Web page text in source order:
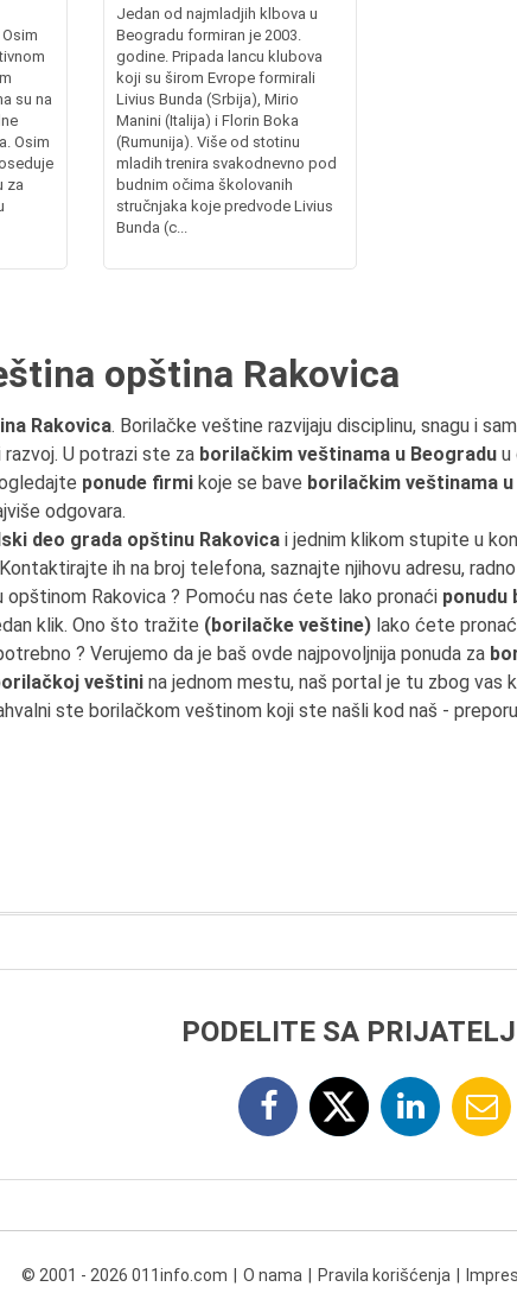
su na
Osim
za
Jedan od najmladjih klbova u
Beogradu formiran je 2003.
godine. Pripada lancu klubova
koji su širom Evrope formirali
Livius Bunda (Srbija), Mirio
Manini (Italija) i Florin Boka
(Rumunija). Više od stotinu
mladih trenira svakodnevno pod
budnim očima školovanih
stručnjaka koje predvode Livius
Bunda (c...
opština Rakovica
Rakovica. Borilačke veštine razvijaju disciplinu, snagu i
razvoj. U potrazi ste za borilačkim veštinama u Beogradu u
ponude firmi koje se bave borilačkim veštinama
odgovara.
deo grada opštinu Rakovica i jednim klikom stupite u
ih na broj telefona, saznajte njihovu adresu,
opštinom Rakovica ? Pomoću nas ćete lako pronaći ponudu
klik. Ono što tražite (borilačke veštine) lako ćete
? Verujemo da je baš ovde najpovoljnija ponuda za
veštini na jednom mestu, naš portal je tu zbog vas
ste borilačkom veštinom koji ste našli kod naš -
PODELITE SA
© 2001 - 2026 011info.com O nama Pravila korišćenja